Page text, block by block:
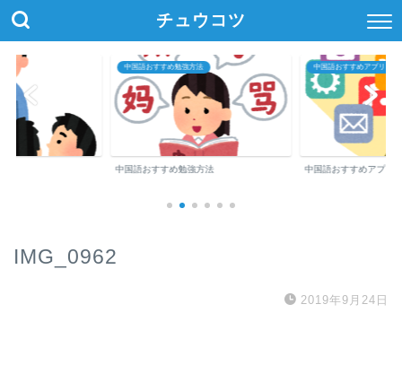
チュウコツ
中国語おすすめ勉強方法
中国語おすすめ勉強方法
中国語おすすめアプリ・参
中国語おすすめアプリ
IMG_0962
2019年9月24日